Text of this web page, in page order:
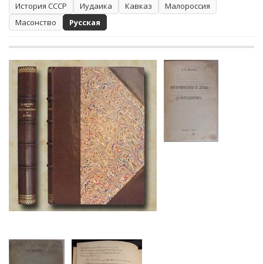
История СССР
Иудаика Кавказ
Малороссия
Масонство
Русская